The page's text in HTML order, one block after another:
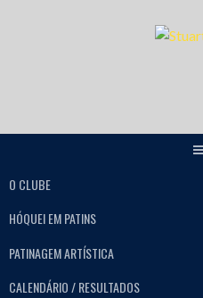
O CLUBE
HÓQUEI EM PATINS
PATINAGEM ARTÍSTICA
CALENDÁRIO / RESULTADOS